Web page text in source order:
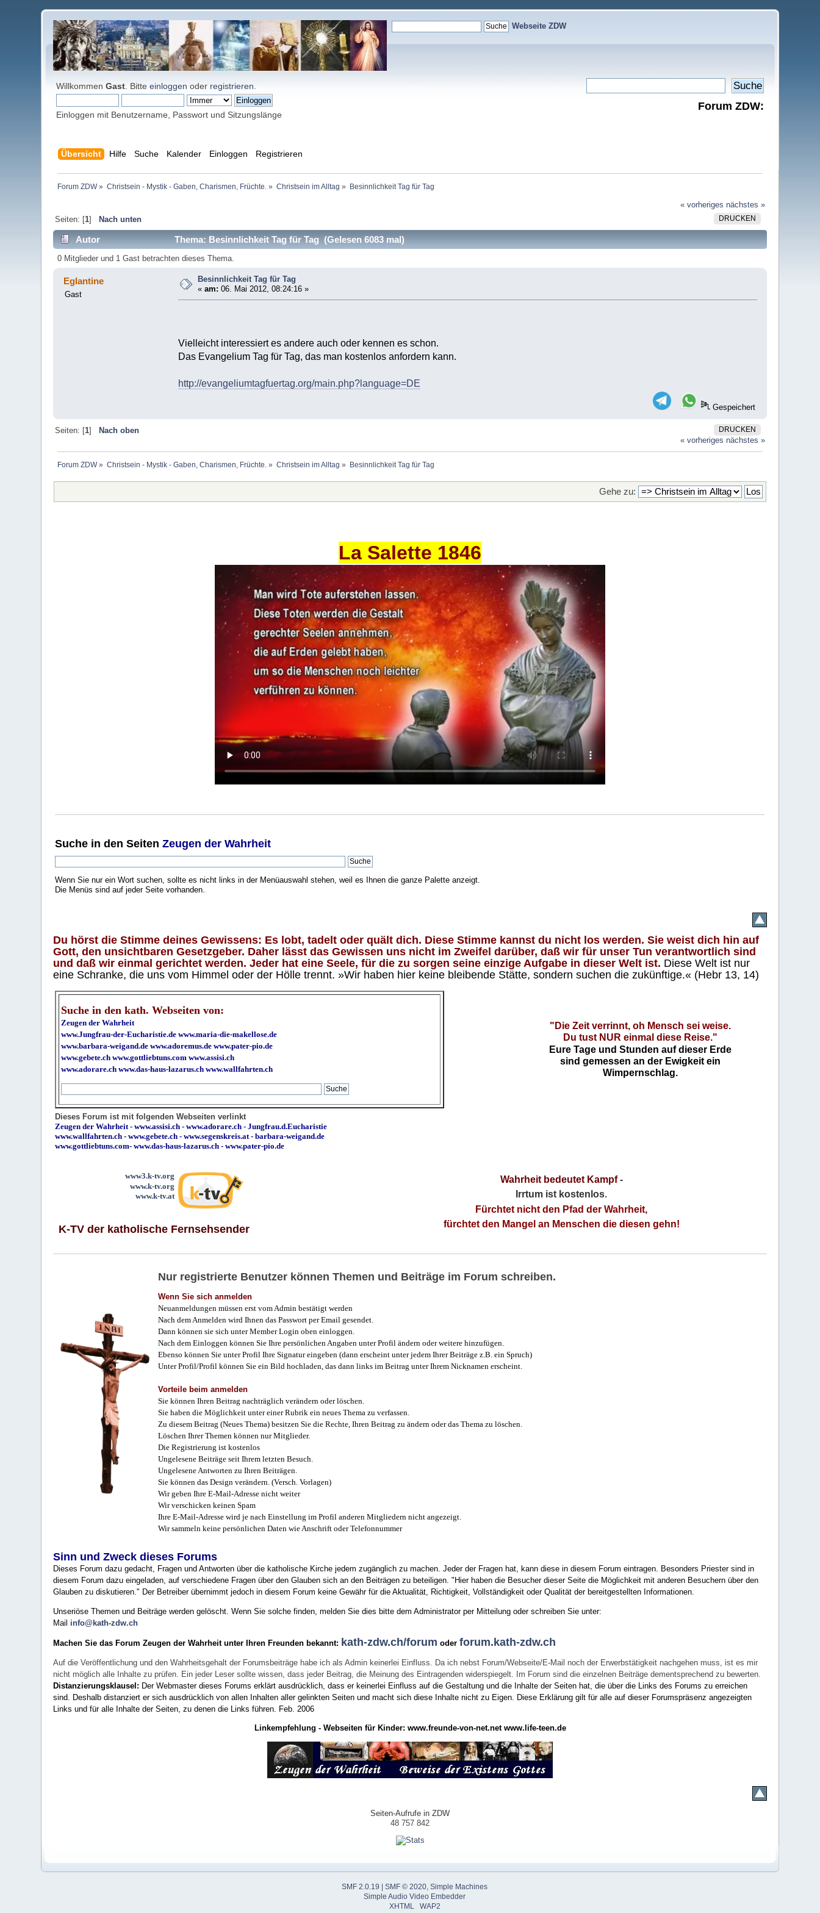
Webseite ZDW
WillkommenGast . Bitteeinloggen oder registrieren
Einloggen mit Benutzername, Passwort und Sitzungslänge
Forum ZDW:
Übersicht Hilfe Suche Kalender Einloggen Registrieren
Forum ZDW» Christsein - Mystik - Gaben, Charismen, Früchte.» Christsein im Alltag » Besinnlichkeit Tag für Tag
« vorheriges nächstes »
DRUCKEN
Seiten: [1] Nach unten
Autor Thema: Besinnlichkeit Tag für Tag (Gelesen 6083 mal)
0 Mitglieder und 1 Gast betrachten dieses Thema.
Eglantine
Gast
Besinnlichkeit Tag für Tag
«am: 06. Mai 2012, 08:24:16 »
Vielleicht interessiert es andere auch oder kennen es schon.
Das Evangelium Tag für Tag, das man kostenlos anfordern kann.
http://evangeliumtagfuertag.org/main.php?language=DE
Gespeichert
DRUCKEN
Seiten: [1]
Nach oben
« vorheriges nächstes »
Forum ZDW» Christsein - Mystik - Gaben, Charismen, Früchte.» Christsein im Alltag » Besinnlichkeit Tag für Tag
Gehe zu:
La Salette 1846
Suche in den SeitenZeugen der Wahrheit
Wenn Sie nur ein Wort suchen, sollte es nicht links in der Menüauswahl stehen, weil es Ihnen die ganze Palette anzeigt.
Die Menüs sind auf jeder Seite vorhanden..
Du hörst die Stimme deines Gewissens: Es lobt, tadelt oder quält dich. Diese Stimme kannst du nicht los werden. Sie weist dich hin auf
Gott, den unsichtbaren Gesetzgeber. Daher lässt das Gewissen uns nicht im Zweifel darüber, daß wir für unser Tun verantwortlich sind
und daß wir einmal gerichtet werden. Jeder hat eine Seele, für die zu sorgen seine einzige Aufgabe in dieser Welt ist. Diese Welt ist nur
eine Schranke, die uns vom Himmel oder der Hölle trennt. »Wir haben hier keine bleibende Stätte, sondern suchen die zukünftige.« (Hebr 13, 14)
Suche in den kath. Webseiten von:
Zeugen der Wahrheit
www.Jungfrau-der-Eucharistie.de www.maria-die-makellose.de
www.barbara-weigand.de www.adoremus.de www.pater-pio.de
www.gebete.ch www.gottliebtuns.com www.assisi.ch
www.adorare.ch www.das-haus-lazarus.ch www.wallfahrten.ch
"Die Zeit verrinnt, oh Mensch sei weise.
Du tust NUR einmal diese Reise."
Eure Tage und Stunden auf dieser Erde
sind gemessen an der Ewigkeit ein
Wimpernschlag.
Dieses Forum ist mit folgenden Webseiten verlinkt
Zeugen der Wahrheit-www.assisi.ch -www.adorare.ch -Jungfrau.d.Eucharistie
www.wallfahrten.ch -www.gebete.ch -www.segenskreis.at-barbara-weigand.de
www.gottliebtuns.com-www.das-haus-lazarus.ch - www.pater-pio.de
www3.k-tv.org
www.k-tv.org
www.k-tv.at
K-TV der katholische Fernsehsender
Wahrheit bedeutet Kampf-
Irrtum ist kostenlos.
Fürchtet nicht den Pfad der Wahrheit,
fürchtet den Mangel an Menschen die diesen gehn!
Nur registrierte Benutzer können Themen und Beiträge im Forum schreiben.
Wenn Sie sich anmelden
Neuanmeldungen müssen erst vom Admin bestätigt werden
Nach dem Anmelden wird Ihnen das Passwort per Email gesendet.
Dann können sie sich unter Member Login oben einloggen.
Nach dem Einloggen können Sie Ihre persönlichen Angaben unter Profil ändern oder weitere hinzufügen.
Ebenso können Sie unter Profil Ihre Signatur eingeben (dann erscheint unter jedem Ihrer Beiträge z.B. ein Spruch)
Unter Profil/Profil können Sie ein Bild hochladen, das dann links im Beitrag unter Ihrem Nicknamen erscheint.
Vorteile beim anmelden
Sie können Ihren Beitrag nachträglich verändern oder löschen.
Sie haben die Möglichkeit unter einer Rubrik ein neues Thema zu verfassen.
Zu diesem Beitrag (Neues Thema) besitzen Sie die Rechte, Ihren Beitrag zu ändern oder das Thema zu löschen.
Löschen Ihrer Themen können nur Mitglieder.
Die Registrierung ist kostenlos
Ungelesene Beiträge seit Ihrem letzten Besuch.
Ungelesene Antworten zu Ihren Beiträgen.
Sie können das Design verändern. (Versch. Vorlagen)
Wir geben Ihre E-Mail-Adresse nicht weiter
Wir verschicken keinen Spam
Ihre E-Mail-Adresse wird je nach Einstellung im Profil anderen Mitgliedern nicht angezeigt.
Wir sammeln keine persönlichen Daten wie Anschrift oder Telefonnummer
Sinn und Zweck dieses Forums
Dieses Forum dazu gedacht, Fragen und Antworten über die katholische Kirche jedem zugänglich zu machen. Jeder der Fragen hat, kann diese in diesem Forum eintragen. Besonders Priester sind in
diesem Forum dazu eingeladen, auf verschiedene Fragen über den Glauben sich an den Beiträgen zu beteiligen. "Hier haben die Besucher dieser Seite die Möglichkeit mit anderen Besuchern über den
Glauben zu diskutieren." Der Betreiber übernimmt jedoch in diesem Forum keine Gewähr für die Aktualität, Richtigkeit, Vollständigkeit oder Qualität der bereitgestellten Informationen.
Unseriöse Themen und Beiträge werden gelöscht. Wenn Sie solche finden, melden Sie dies bitte dem Administrator per Mitteilung oder schreiben Sie unter:
Mail info@kath-zdw.ch
Machen Sie das Forum Zeugen der Wahrheit unter Ihren Freunden bekannt: kath-zdw.ch/forum oderforum.kath-zdw.ch
Auf die Veröffentlichung und den Wahrheitsgehalt der Forumsbeiträge habe ich als Admin keinerlei Einfluss. Da ich nebst Forum/Webseite/E-Mail noch der Erwerbstätigkeit nachgehen muss, ist es mir
nicht möglich alle Inhalte zu prüfen. Ein jeder Leser sollte wissen, dass jeder Beitrag, die Meinung des Eintragenden widerspiegelt. Im Forum sind die einzelnen Beiträge dementsprechend zu bewerten.
Distanzierungsklausel: Der Webmaster dieses Forums erklärt ausdrücklich, dass er keinerlei Einfluss auf die Gestaltung und die Inhalte der Seiten hat, die über die Links des Forums zu erreichen
sind. Deshalb distanziert er sich ausdrücklich von allen Inhalten aller gelinkten Seiten und macht sich diese Inhalte nicht zu Eigen. Diese Erklärung gilt für alle auf dieser Forumspräsenz angezeigten
Links und für alle Inhalte der Seiten, zu denen die Links führen. Feb. 2006
Linkempfehlung - Webseiten für Kinder: www.freunde-von-net.net www.life-teen.de
Seiten-Aufrufe in ZDW
48 757 842
SMF 2.0.19 SMF © 2020, Simple Machines
Simple Audio Video Embedder
XHTML
WAP2